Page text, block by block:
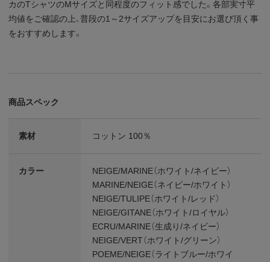
カのTシャツのMサイズと同程度のフィット感でした。各部実寸平
均値をご確認の上、普段の1～2サイズアップを目安にお選び頂く事
をおすすめします。
商品スペック
素材 コットン 100％
カラー
NEIGE/MARINE（ホワイト/ネイビー）
MARINE/NEIGE（ネイビー/ホワイト）
NEIGE/TULIPE（ホワイト/レッド）
NEIGE/GITANE（ホワイト/ロイヤル）
ECRU/MARINE（生成り/ネイビー）
NEIGE/VERT（ホワイト/グリーン）
POEME/NEIGE（ライトブルー/ホワイ